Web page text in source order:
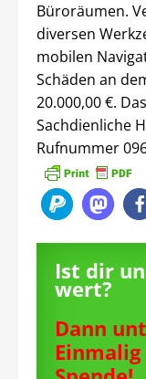
Büroräumen.
diversen
mobilen
Schäden an
20.000,00 €.
Sachdienliche
Rufnummer
Ist dir
wert?
Dann